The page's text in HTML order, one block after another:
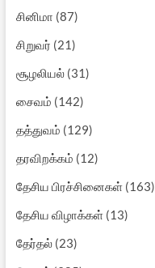
சினிமா (87)
சிறுவர் (21)
சூழலியல்(31)
சைவம் (142)
தத்துவம் (129)
தரவிறக்கம் (12)
தேசிய பிரச்சினைகள்(163)
தேசிய விழாக்கள்(13)
தேர்தல்(23)